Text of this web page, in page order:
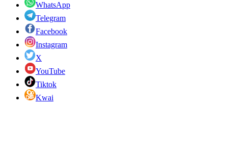
WhatsApp
Telegram
Facebook
Instagram
X
YouTube
Tiktok
Kwai